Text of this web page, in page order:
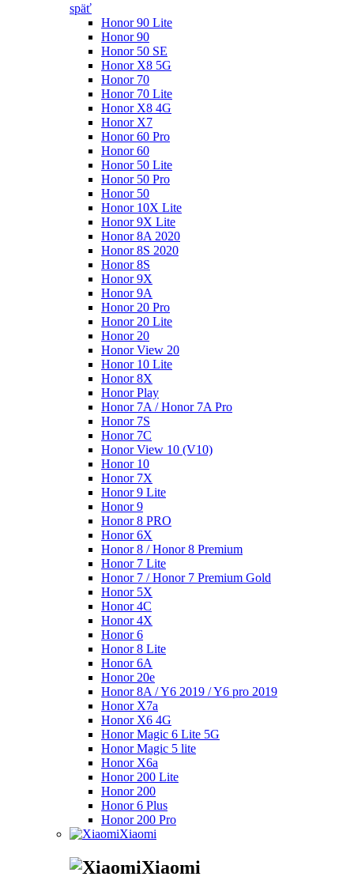
späť
Honor 90 Lite
Honor 90
Honor 50 SE
Honor X8 5G
Honor 70
Honor 70 Lite
Honor X8 4G
Honor X7
Honor 60 Pro
Honor 60
Honor 50 Lite
Honor 50 Pro
Honor 50
Honor 10X Lite
Honor 9X Lite
Honor 8A 2020
Honor 8S 2020
Honor 8S
Honor 9X
Honor 9A
Honor 20 Pro
Honor 20 Lite
Honor 20
Honor View 20
Honor 10 Lite
Honor 8X
Honor Play
Honor 7A / Honor 7A Pro
Honor 7S
Honor 7C
Honor View 10 (V10)
Honor 10
Honor 7X
Honor 9 Lite
Honor 9
Honor 8 PRO
Honor 6X
Honor 8 / Honor 8 Premium
Honor 7 Lite
Honor 7 / Honor 7 Premium Gold
Honor 5X
Honor 4C
Honor 4X
Honor 6
Honor 8 Lite
Honor 6A
Honor 20e
Honor 8A / Y6 2019 / Y6 pro 2019
Honor X7a
Honor X6 4G
Honor Magic 6 Lite 5G
Honor Magic 5 lite
Honor X6a
Honor 200 Lite
Honor 200
Honor 6 Plus
Honor 200 Pro
Xiaomi
Xiaomi